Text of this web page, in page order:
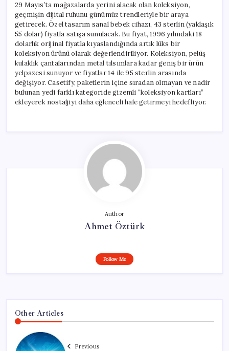
29 Mayıs’ta mağazalarda yerini alacak olan koleksiyon,
geçmişin dijital ruhunu günümüz trendleriyle bir araya
getirecek. Özel tasarım sanal bebek cihazı, 43 sterlin (yaklaşık
55 dolar) fiyatla satışa sunulacak. Bu fiyat, 1996 yılındaki 18
dolarlık orijinal fiyatla kıyaslandığında artık lüks bir
koleksiyon ürünü olarak değerlendiriliyor. Koleksiyon, pelüş
kulaklık çantalarından metal tılsımlara kadar geniş bir ürün
yelpazesi sunuyor ve fiyatlar 14 ile 95 sterlin arasında
değişiyor. Casetify, paketlerin içine sıradan olmayan ve nadir
bulunan yedi farklı kategoride gizemli “koleksiyon kartları”
ekleyerek nostaljiyi daha eğlenceli hale getirmeyi hedefliyor.
Author
Ahmet Öztürk
Follow Me
Other Articles
Previous